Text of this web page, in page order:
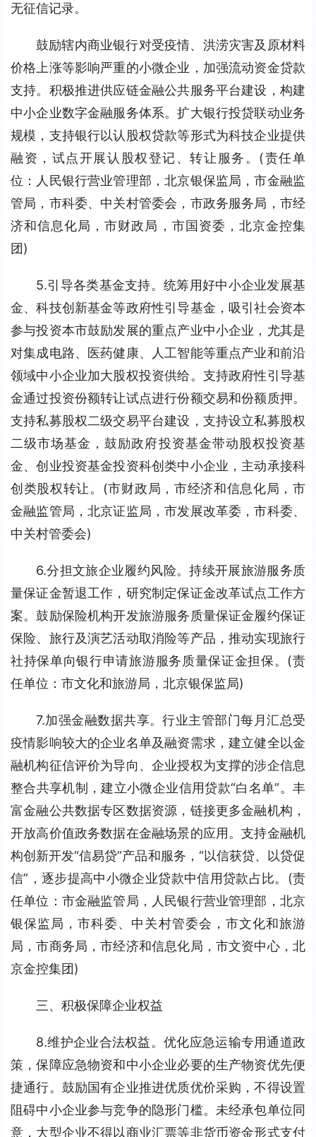
无征信记录。
鼓励辖内商业银行对受疫情、洪涝灾害及原材料
价格上涨等影响严重的小微企业，加强流动资金贷款
支持。积极推进供应链金融公共服务平台建设，构建
中小企业数字金融服务体系。扩大银行投贷联动业务
规模，支持银行以认股权贷款等形式为科技企业提供
融资，试点开展认股权登记、转让服务。(责任单
位：人民银行营业管理部，北京银保监局，市金融监
管局，市科委、中关村管委会，市政务服务局，市经
济和信息化局，市财政局，市国资委，北京金控集
团)
5.引导各类基金支持。统筹用好中小企业发展基
金、科技创新基金等政府性引导基金，吸引社会资本
参与投资本市鼓励发展的重点产业中小企业，尤其是
对集成电路、医药健康、人工智能等重点产业和前沿
领域中小企业加大股权投资供给。支持政府性引导基
金通过投资份额转让试点进行份额交易和份额质押。
支持私募股权二级交易平台建设，支持设立私募股权
二级市场基金，鼓励政府投资基金带动股权投资基
金、创业投资基金投资科创类中小企业，主动承接科
创类股权转让。(市财政局，市经济和信息化局，市
金融监管局，北京证监局，市发展改革委，市科委、
中关村管委会)
6.分担文旅企业履约风险。持续开展旅游服务质
量保证金暂退工作，研究制定保证金改革试点工作方
案。鼓励保险机构开发旅游服务质量保证金履约保证
保险、旅行及演艺活动取消险等产品，推动实现旅行
社持保单向银行申请旅游服务质量保证金担保。(责
任单位：市文化和旅游局，北京银保监局)
7.加强金融数据共享。行业主管部门每月汇总受
疫情影响较大的企业名单及融资需求，建立健全以金
融机构征信评价为导向、企业授权为支撑的涉企信息
整合共享机制，建立小微企业信用贷款“白名单”。丰
富金融公共数据专区数据资源，链接更多金融机构，
开放高价值政务数据在金融场景的应用。支持金融机
构创新开发“信易贷”产品和服务，“以信获贷、以贷促
信”，逐步提高中小微企业贷款中信用贷款占比。(责
任单位：市金融监管局，人民银行营业管理部，北京
银保监局，市科委、中关村管委会，市文化和旅游
局，市商务局，市经济和信息化局，市文资中心，北
京金控集团)
三、积极保障企业权益
8.维护企业合法权益。优化应急运输专用通道政
策，保障应急物资和中小企业必要的生产物资优先便
捷通行。鼓励国有企业推进优质优价采购，不得设置
阻碍中小企业参与竞争的隐形门槛。未经承包单位同
意，大型企业不得以商业汇票等非货币资金形式支付